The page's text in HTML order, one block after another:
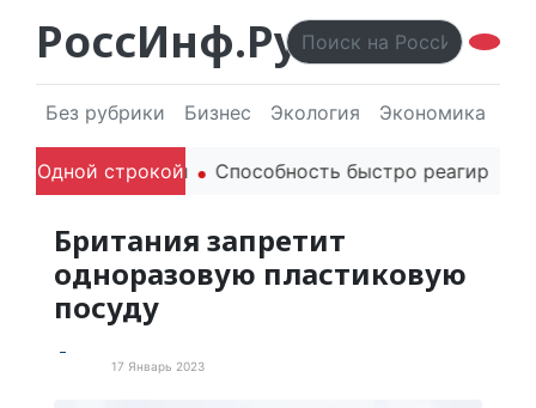
РоссИнф.Ру
Без рубрики Бизнес Экология Экономика
Одной строкой
в речи Способность быстро реагировать
Британия запретит
одноразовую пластиковую
посуду
17 Январь 2023